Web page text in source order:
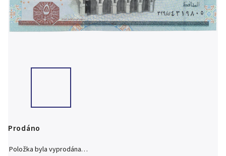
Prodáno
Položka byla vyprodána…